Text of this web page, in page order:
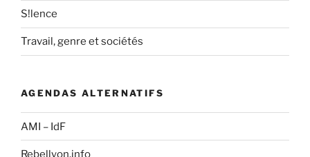
S!lence
Travail, genre et sociétés
AGENDAS ALTERNATIFS
AMI – IdF
Rebellyon.info